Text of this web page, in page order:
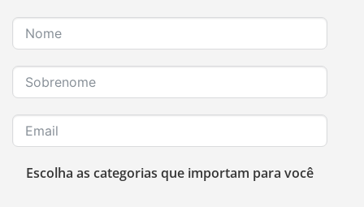
Escolha as categorias que importam para você